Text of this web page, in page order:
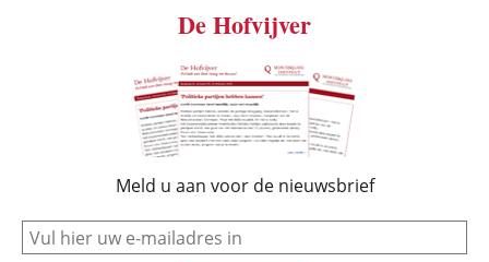
De Hofvijver
Meld u aan voor de nieuwsbrief
e-mail